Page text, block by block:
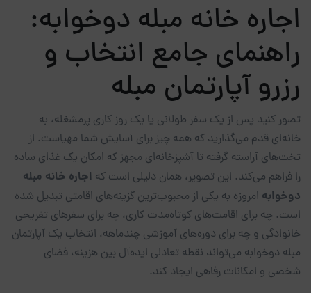
اجاره خانه مبله دوخوابه:
راهنمای جامع انتخاب و
رزرو آپارتمان مبله
تصور کنید پس از یک سفر طولانی یا یک روز کاری پرمشغله، به
خانه‌ای قدم می‌گذارید که همه چیز برای آسایش شما مهیاست. از
تخت‌های آراسته گرفته تا آشپزخانه‌ای مجهز که امکان یک غذای ساده
را فراهم می‌کند. این تصویر، همان دلیلی است که اجاره خانه مبله
دوخوابه امروزه به یکی از محبوب‌ترین گزینه‌های اقامتی تبدیل شده
است. چه برای اقامت‌های کوتاه‌مدت کاری، چه برای سفرهای تفریحی
خانوادگی و چه برای دوره‌های آموزشی چندماهه، انتخاب یک آپارتمان
مبله دوخوابه می‌تواند نقطه تعادلی ایده‌آل بین هزینه، فضای
شخصی و امکانات رفاهی ایجاد کند.